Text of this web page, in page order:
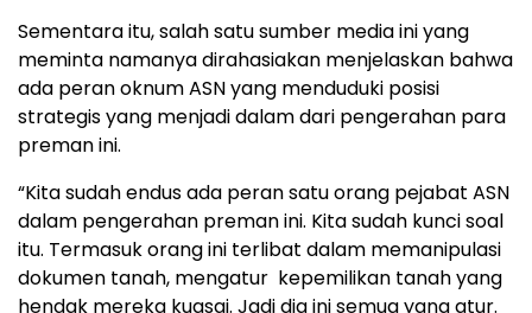
Sementara itu, salah satu sumber media ini yang
meminta namanya dirahasiakan menjelaskan bahwa
ada peran oknum ASN yang menduduki posisi
strategis yang menjadi dalam dari pengerahan para
preman ini.
“Kita sudah endus ada peran satu orang pejabat ASN
dalam pengerahan preman ini. Kita sudah kunci soal
itu. Termasuk orang ini terlibat dalam memanipulasi
dokumen tanah, mengatur kepemilikan tanah yang
hendak mereka kuasai. Jadi dia ini semua yang atur.